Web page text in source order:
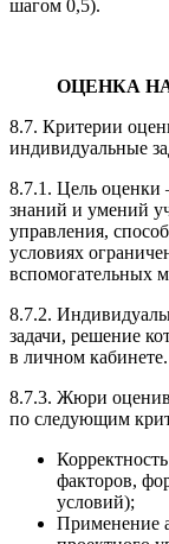
шагом 0,5).
ОЦЕНКА
8.7. Критерии
индивидуальные
8.7.1. Цель оценки
знаний и умений
управления,
условиях
вспомогательных
8.7.2.
задачи, решение
в личном кабинете.
8.7.3. Жюри
по следующим
факторов,
условий);
Применение